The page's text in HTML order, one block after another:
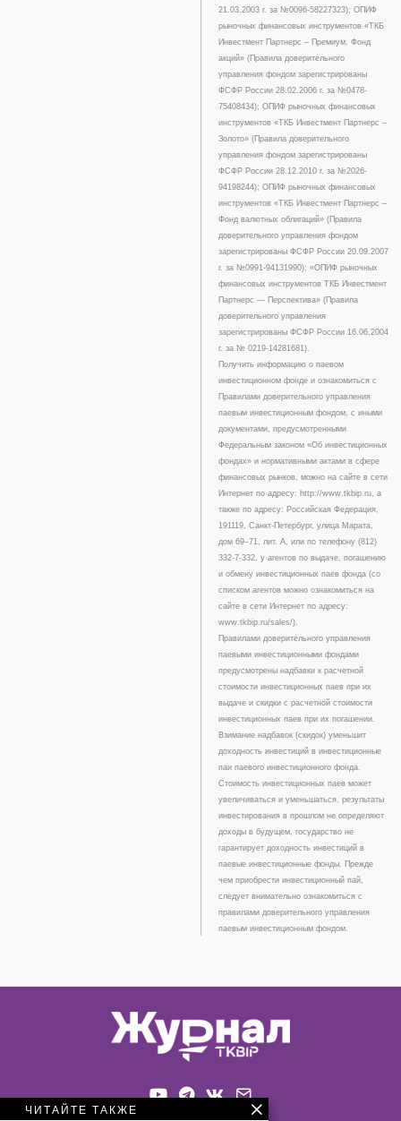
ЧИТАЙТЕ ТАКЖЕ
21.03.2003 г. за №0096-58227323); ОПИФ
рыночных финансовых инструментов «ТКБ
Инвестмент Партнерс – Премиум. Фонд
акций» (Правила доверительного
управления фондом зарегистрированы
ФСФР России 28.02.2006 г. за №0478-
75408434); ОПИФ рыночных финансовых
инструментов «ТКБ Инвестмент Партнерс –
Золото» (Правила доверительного
управления фондом зарегистрированы
ФСФР России 28.12.2010 г. за №2026-
94198244); ОПИФ рыночных финансовых
инструментов «ТКБ Инвестмент Партнерс –
Фонд валютных облигаций» (Правила
доверительного управления фондом
зарегистрированы ФСФР России 20.09.2007
г. за №0991-94131990); «ОПИФ рыночных
финансовых инструментов ТКБ Инвестмент
Партнерс — Перспектива» (Правила
доверительного управления
зарегистрированы ФСФР России 16.06.2004
г. за № 0219-14281681).
Получить информацию о паевом
инвестиционном фонде и ознакомиться с
Правилами доверительного управления
паевым инвестиционным фондом, с иными
документами, предусмотренными
Федеральным законом «Об инвестиционных
фондах» и нормативными актами в сфере
финансовых рынков, можно на сайте в сети
Интернет по адресу: http://www.tkbip.ru, а
также по адресу: Российская Федерация,
191119, Санкт-Петербург, улица Марата,
дом 69–71, лит. А, или по телефону (812)
332-7-332, у агентов по выдаче, погашению
и обмену инвестиционных паев фонда (со
списком агентов можно ознакомиться на
сайте в сети Интернет по адресу:
www.tkbip.ru/sales/).
Правилами доверительного управления
паевыми инвестиционными фондами
предусмотрены надбавки к расчетной
стоимости инвестиционных паев при их
выдаче и скидки с расчетной стоимости
инвестиционных паев при их погашении.
Взимание надбавок (скидок) уменьшит
доходность инвестиций в инвестиционные
паи паевого инвестиционного фонда.
Стоимость инвестиционных паев может
увеличиваться и уменьшаться, результаты
инвестирования в прошлом не определяют
доходы в будущем, государство не
гарантирует доходность инвестиций в
паевые инвестиционные фонды. Прежде
чем приобрести инвестиционный пай,
следует внимательно ознакомиться с
правилами доверительного управления
паевым инвестиционным фондом.